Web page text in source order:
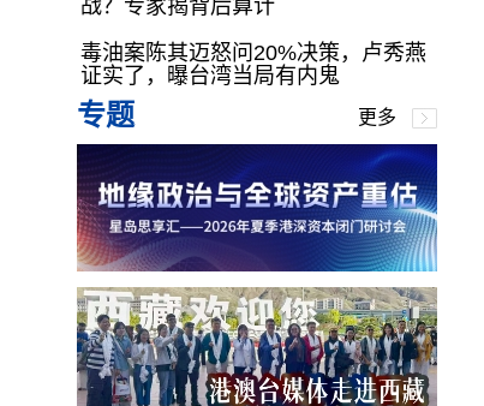
战？专家揭背后算计
毒油案陈其迈怒问20%决策，卢秀燕
证实了，曝台湾当局有内鬼
专题 更多